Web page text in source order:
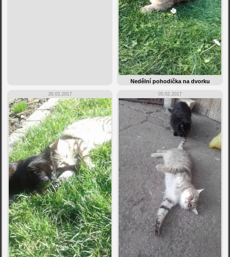
Nedělní pohodička na dvorku
26.03.2017 05.02.2017